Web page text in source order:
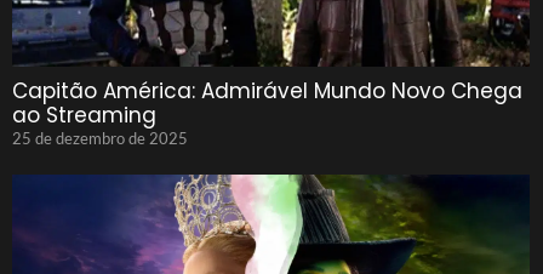
Capitão América: Admirável Mundo Novo Chega
ao Streaming
25 de dezembro de 2025